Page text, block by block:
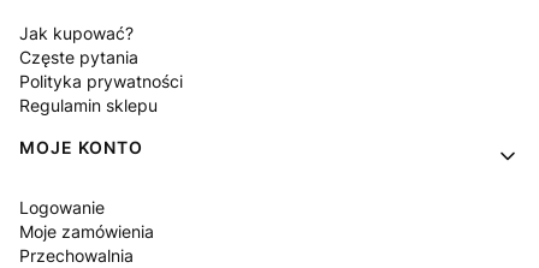
Jak kupować?
Częste pytania
Polityka prywatności
Regulamin sklepu
MOJE KONTO
Logowanie
Moje zamówienia
Przechowalnia